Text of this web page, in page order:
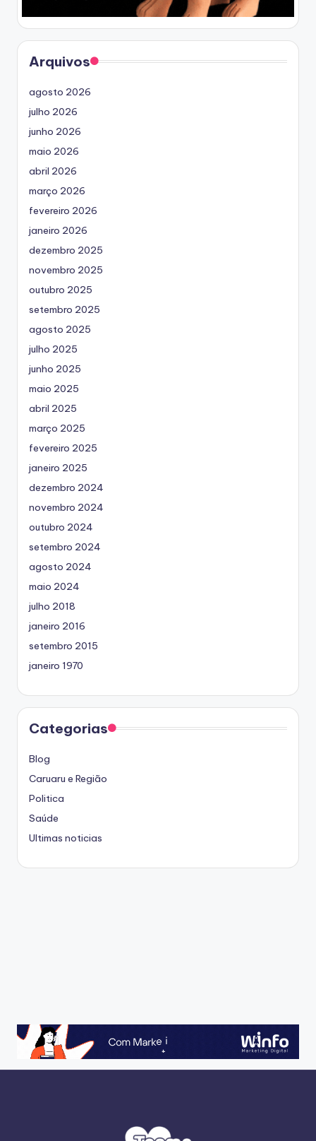
Arquivos
agosto 2026
julho 2026
junho 2026
maio 2026
abril 2026
março 2026
fevereiro 2026
janeiro 2026
dezembro 2025
novembro 2025
outubro 2025
setembro 2025
agosto 2025
julho 2025
junho 2025
maio 2025
abril 2025
março 2025
fevereiro 2025
janeiro 2025
dezembro 2024
novembro 2024
outubro 2024
setembro 2024
agosto 2024
maio 2024
julho 2018
janeiro 2016
setembro 2015
janeiro 1970
Categorias
Blog
Caruaru e Região
Politica
Saúde
Ultimas noticias